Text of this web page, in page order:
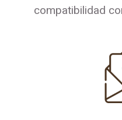
compatibilidad